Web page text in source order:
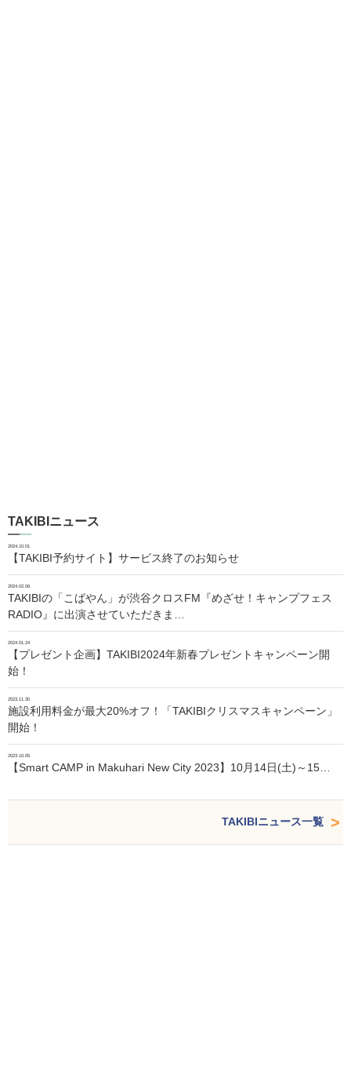
TAKIBIニュース
2024.10.01
【TAKIBI予約サイト】サービス終了のお知らせ
2024.02.06
TAKIBIの「こばやん」が渋谷クロスFM『めざせ！キャンプフェス
RADIO』に出演させていただきま…
2024.01.24
【プレゼント企画】TAKIBI2024年新春プレゼントキャンペーン開
始！
2023.11.30
施設利用料金が最大20%オフ！「TAKIBIクリスマスキャンペーン」
開始！
2023.10.05
【Smart CAMP in Makuhari New City 2023】10月14日(土)～15…
TAKIBIニュース一覧